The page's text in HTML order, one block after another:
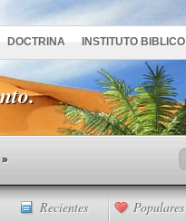
DOCTRINA INSTITUTO BIBLICO
»
Recientes Populares